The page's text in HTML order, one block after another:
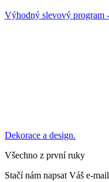
Výhodný slevový program -
Dekorace a design.
Všechno z první ruky
Stačí nám napsat Váš e-